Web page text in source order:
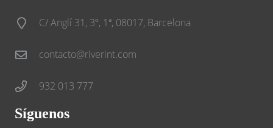
C/ Anglí 31, 3º, 1ª, 08017, Barcelona
contacto@riverint.com
932 013 777
Síguenos